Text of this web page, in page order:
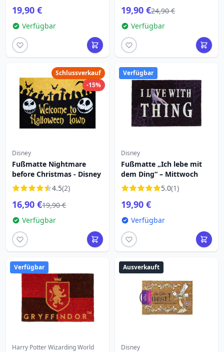
19,90 €
Verfügbar
19,90 €24,90 €
Verfügbar
Schlussverkauf
-15%
Disney
Fußmatte Nightmare
before Christmas - Disney
4.5(2)
16,90 €19,90 €
Verfügbar
Verfügbar
Disney
Fußmatte „Ich lebe mit
dem Ding“ – Mittwoch
5.0(1)
19,90 €
Verfügbar
Verfügbar
Harry Potter Wizarding World
Ausverkauft
Disney